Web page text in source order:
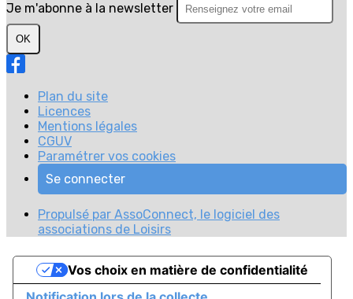
Je m'abonne à la newsletter
OK
Plan du site
Licences
Mentions légales
CGUV
Paramétrer vos cookies
Se connecter
Propulsé par AssoConnect, le logiciel des
associations de Loisirs
Vos choix en matière de confidentialité